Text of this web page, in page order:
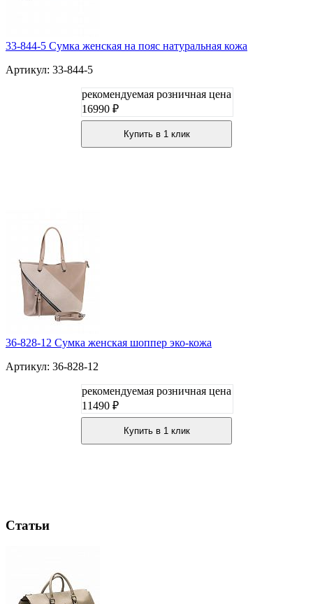
33-844-5 Сумка женская на пояс натуральная кожа
Артикул: 33-844-5
рекомендуемая розничная цена
16990 ₽
Купить в 1 клик
36-828-12 Сумка женская шоппер эко-кожа
Артикул: 36-828-12
рекомендуемая розничная цена
11490 ₽
Купить в 1 клик
Статьи